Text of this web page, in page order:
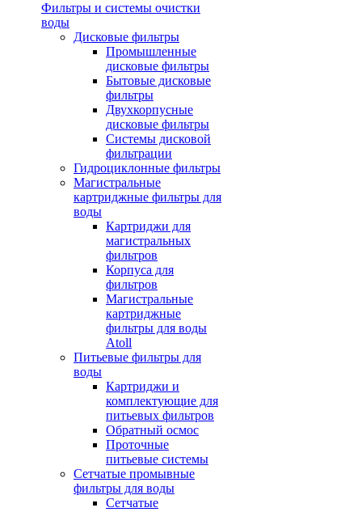
Фильтры и системы очистки
воды
Дисковые фильтры
Промышленные
дисковые фильтры
Бытовые дисковые
фильтры
Двухкорпусные
дисковые фильтры
Системы дисковой
фильтрации
Гидроциклонные фильтры
Магистральные
картриджные фильтры для
воды
Картриджи для
магистральных
фильтров
Корпуса для
фильтров
Магистральные
картриджные
фильтры для воды
Atoll
Питьевые фильтры для
воды
Картриджи и
комплектующие для
питьевых фильтров
Обратный осмос
Проточные
питьевые системы
Сетчатые промывные
фильтры для воды
Сетчатые